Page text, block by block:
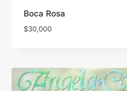
Boca Rosa
$30,000